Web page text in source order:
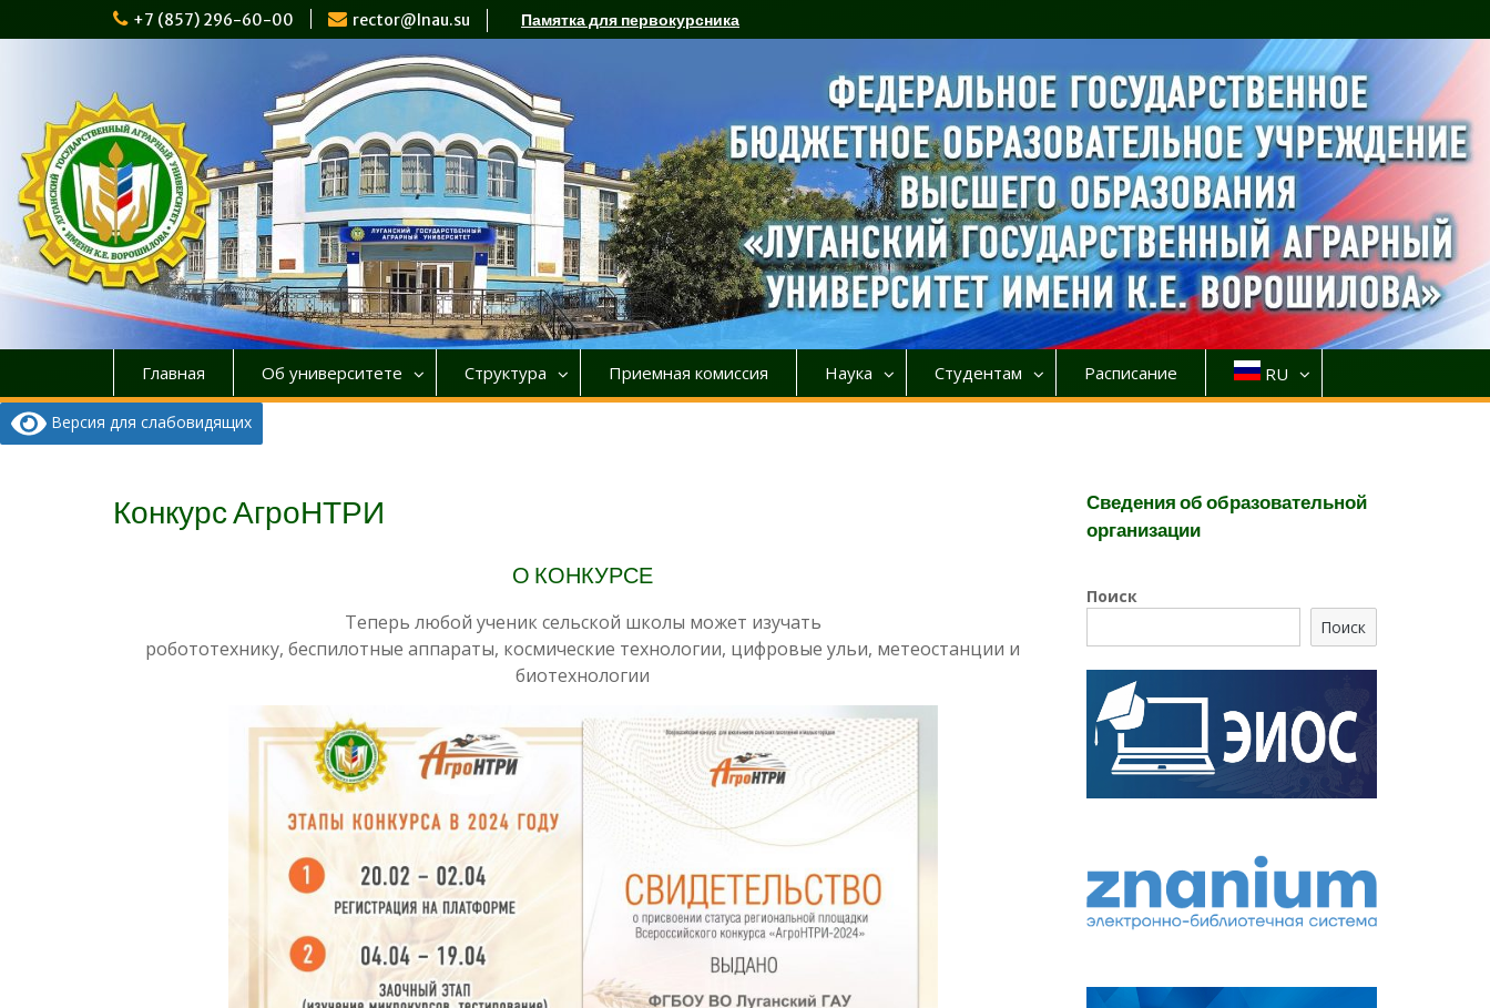
к
+7 (857) 296-60-00 rector@lnau.su Памятка для первокурсника
Главная Об университете Структура Приемная комиссия Наука Студентам Расписание RU
Версия для слабовидящих
Конкурс АгроНТРИ
О КОНКУРСЕ
Теперь любой ученик сельской школы может изучать
робототехнику, беспилотные аппараты, космические технологии, цифровые ульи, метеостанции и
биотехнологии
Сведения об образовательной
организации
Поиск
Поиск